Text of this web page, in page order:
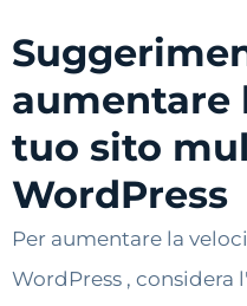
aumentare
tuo sito
WordPress
Per aumentare la
WordPress ,